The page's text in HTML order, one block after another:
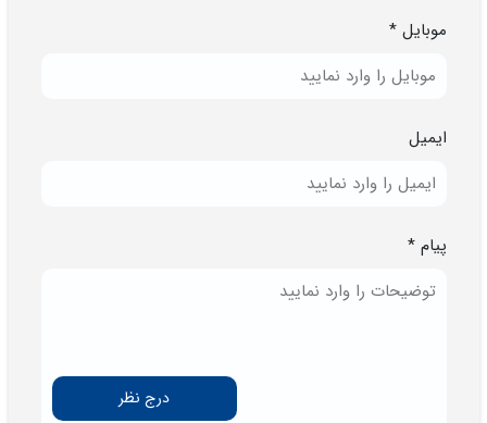
موبایل *
ایمیل
پیام *
درج نظر